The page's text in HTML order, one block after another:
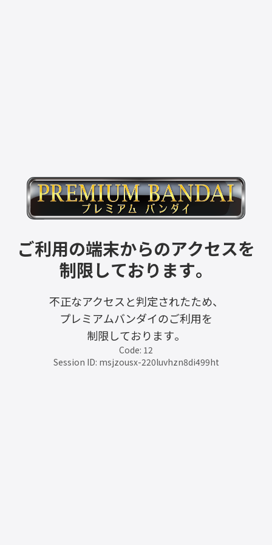
ご利用の端末からのアクセスを
制限しております。
不正なアクセスと判定されたため、
プレミアムバンダイのご利用を
制限しております。
Code: 12
Session ID: msjzousx-220luvhzn8di499ht